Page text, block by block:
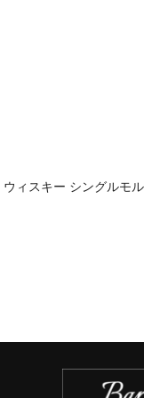
ィスキー シングルモ